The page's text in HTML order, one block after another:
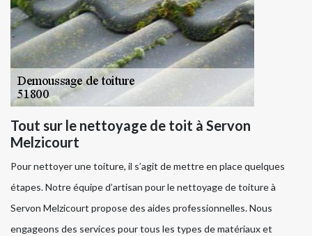
Tout sur le nettoyage de toit à Servon
Melzicourt
Pour nettoyer une toiture, il s’agit de mettre en place quelques
étapes. Notre équipe d’artisan pour le nettoyage de toiture à
Servon Melzicourt propose des aides professionnelles. Nous
engageons des services pour tous les types de matériaux et